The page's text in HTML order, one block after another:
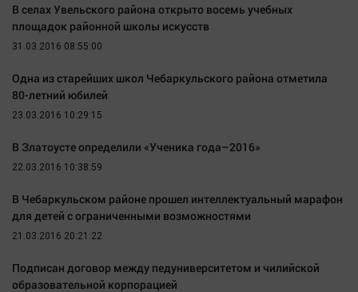
В селах Увельского района открыто восемь учебных
площадок районной школы искусств
31.03.2016 08:55:00
Одна из старейших школ Чебаркульского района отметила
80-летний юбилей
23.03.2016 10:29:15
В Златоусте определили «Ученика года–2016»
22.03.2016 10:38:59
В Чебаркульском районе прошел интеллектуальный марафон
для детей с ограниченными возможностями
21.03.2016 20:21:22
Подписан договор между педуниверситетом и чилийской
образовательной корпорацией